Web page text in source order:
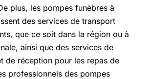
plus, les pompes funèbres à
des services de transport
que ce soit dans la région ou à
ainsi que des services de
de réception pour les repas de
professionnels des pompes